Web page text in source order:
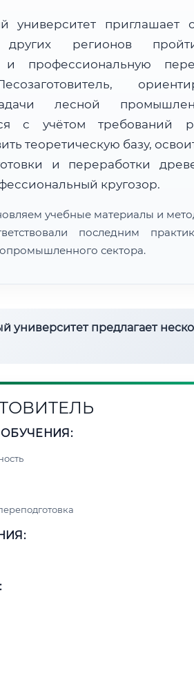
университет приглашает
регионов
и профессиональную
лесной
с учётом требований
теоретическую базу,
и переработки
кругозор.
учебные материалы и
последним
сектора.
университет предлагает